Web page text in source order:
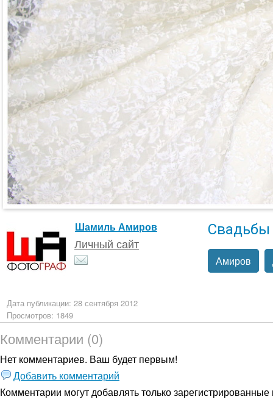
Шамиль Амиров
Личный сайт
Свадьбы
Амиров
Дата публикации: 28 сентября 2012
Просмотров: 1849
Комментарии (0)
Нет комментариев. Ваш будет первым!
Добавить комментарий
Комментарии могут добавлять толькозарегистрированные